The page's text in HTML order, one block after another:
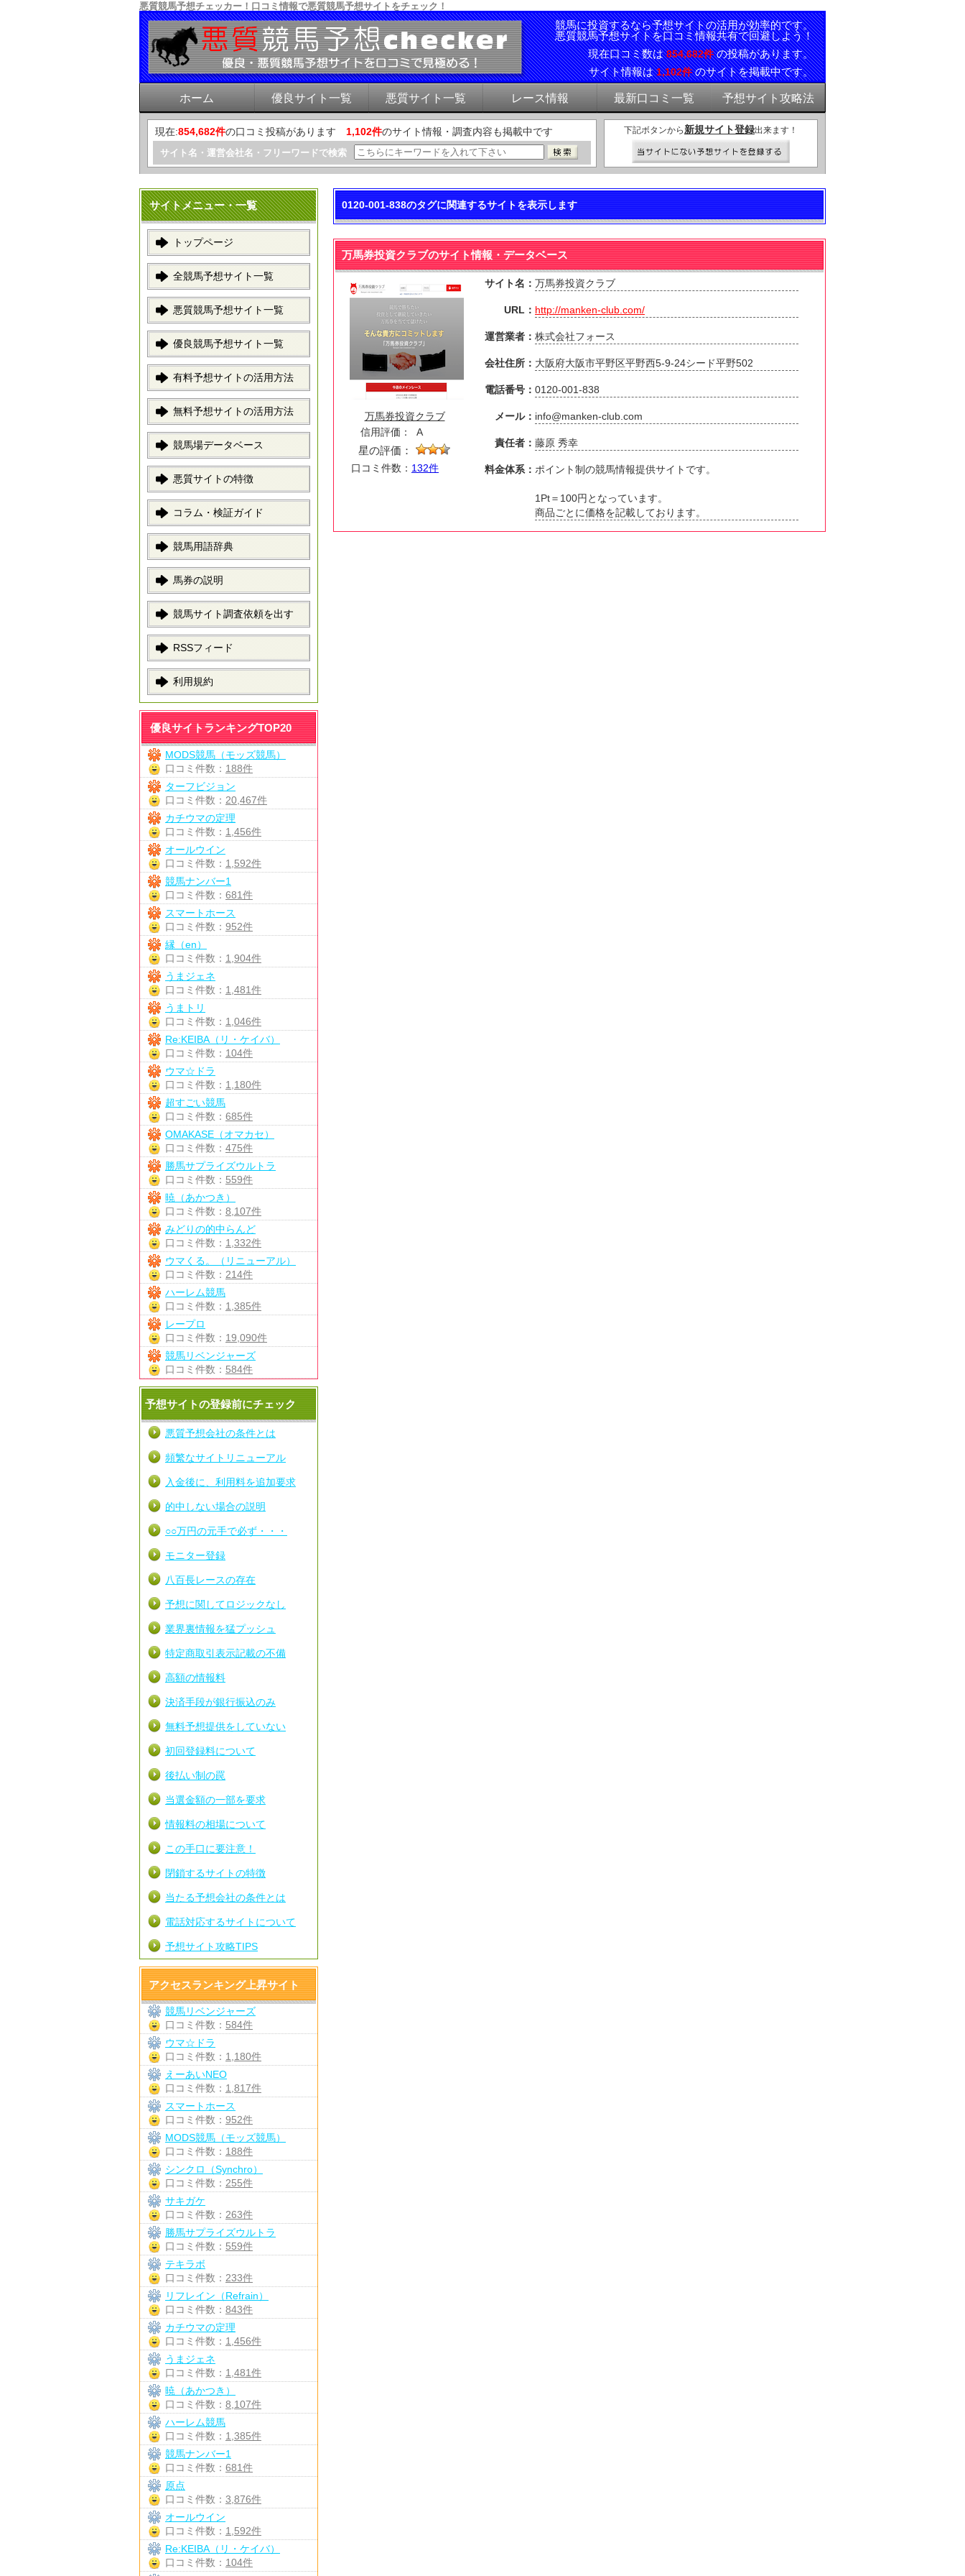
悪質競馬予想チェッカー！口コミ情報で悪質競馬予想サイトをチェック！
競馬に投資するなら予想サイトの活用が効率的です。
悪質競馬予想サイトを口コミ情報共有で回避しよう！
現在口コミ数は854,682件の投稿があります。
サイト情報は1,102件のサイトを掲載中です。
ホーム 優良サイト一覧 悪質サイト一覧 レース情報 最新口コミ一覧 予想サイト攻略法
現在:854,682件の口コミ投稿があります 1,102件のサイト情報・調査内容も掲載中です
サイト名・運営会社名・フリーワードで検索
下記ボタンから 新規サイト登録出来ます！
サイトメニュー・一覧
トップページ
全競馬予想サイト一覧
悪質競馬予想サイト一覧
優良競馬予想サイト一覧
有料予想サイトの活用方法
無料予想サイトの活用方法
競馬場データベース
悪質サイトの特徴
コラム・検証ガイド
競馬用語辞典
馬券の説明
競馬サイト調査依頼を出す
RSSフィード
利用規約
優良サイトランキングTOP20
MODS競馬（モッズ競馬）
口コミ件数： 188件
ターフビジョン
口コミ件数： 20,467件
カチウマの定理
口コミ件数： 1,456件
オールウイン
口コミ件数： 1,592件
競馬ナンバー1
口コミ件数： 681件
スマートホース
口コミ件数： 952件
縁（en）
口コミ件数： 1,904件
うまジェネ
口コミ件数： 1,481件
うまトリ
口コミ件数： 1,046件
Re:KEIBA（リ・ケイバ）
口コミ件数： 104件
ウマ☆ドラ
口コミ件数： 1,180件
超すごい競馬
口コミ件数： 685件
OMAKASE（オマカセ）
口コミ件数： 475件
勝馬サプライズウルトラ
口コミ件数： 559件
暁（あかつき）
口コミ件数： 8,107件
みどりの的中らんど
口コミ件数： 1,332件
ウマくる。（リニューアル）
口コミ件数： 214件
ハーレム競馬
口コミ件数： 1,385件
レープロ
口コミ件数： 19,090件
競馬リベンジャーズ
口コミ件数： 584件
予想サイトの登録前にチェック
悪質予想会社の条件とは
頻繁なサイトリニューアル
入金後に、利用料を追加要求
的中しない場合の説明
○○万円の元手で必ず・・・
モニター登録
八百長レースの存在
予想に関してロジックなし
業界裏情報を猛プッシュ
特定商取引表示記載の不備
高額の情報料
決済手段が銀行振込のみ
無料予想提供をしていない
初回登録料について
後払い制の罠
当選金額の一部を要求
情報料の相場について
この手口に要注意！
閉鎖するサイトの特徴
当たる予想会社の条件とは
電話対応するサイトについて
予想サイト攻略TIPS
アクセスランキング上昇サイト
競馬リベンジャーズ
口コミ件数： 584件
ウマ☆ドラ
口コミ件数： 1,180件
えーあいNEO
口コミ件数： 1,817件
スマートホース
口コミ件数： 952件
MODS競馬（モッズ競馬）
口コミ件数： 188件
シンクロ（Synchro）
口コミ件数： 255件
サキガケ
口コミ件数： 263件
勝馬サプライズウルトラ
口コミ件数： 559件
テキラボ
口コミ件数： 233件
リフレイン（Refrain）
口コミ件数： 843件
カチウマの定理
口コミ件数： 1,456件
うまジェネ
口コミ件数： 1,481件
暁（あかつき）
口コミ件数： 8,107件
ハーレム競馬
口コミ件数： 1,385件
競馬ナンバー1
口コミ件数： 681件
原点
口コミ件数： 3,876件
オールウイン
口コミ件数： 1,592件
Re:KEIBA（リ・ケイバ）
口コミ件数： 104件
0120-001-838のタグに関連するサイトを表示します
万馬券投資クラブのサイト情報・データベース
万馬券投資クラブ
信用評価：
A
星の評価：
口コミ件数： 132件
サイト名： 万馬券投資クラブ
URL： http://manken-club.com/
運営業者： 株式会社フォース
会社住所： 大阪府大阪市平野区平野西5-9-24シード平野502
電話番号： 0120-001-838
メール： info@manken-club.com
責任者： 藤原 秀幸
料金体系： ポイント制の競馬情報提供サイトです。
1Pt＝100円となっています。
商品ごとに価格を記載しております。